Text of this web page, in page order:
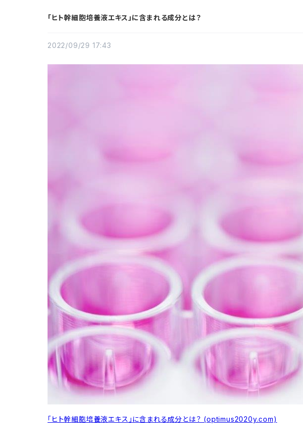
「ヒト幹細胞培養液エキス」に含まれる成分とは？
2022/09/29 17:43
「ヒト幹細胞培養液エキス」に含まれる成分とは？ (optimus2020y.com)